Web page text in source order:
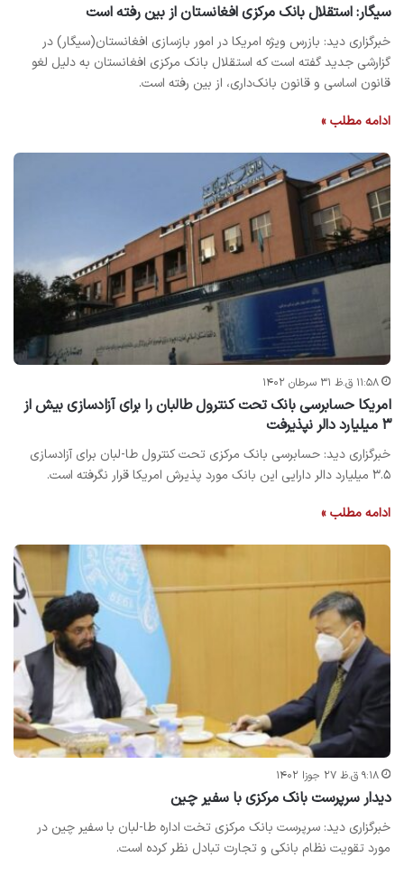
سیگار: استقلال بانک مرکزی افغانستان از بین رفته است
خبرگزاری دید: بازرس ویژه امریکا در امور بازسازی افغانستان(سیگار) در
گزارشی جدید گفته است که استقلال بانک مرکزی افغانستان به دلیل لغو
قانون اساسی و قانون بانک‌داری، از بین رفته است.
ادامه مطلب »
۱۱:۵۸ ق.ظ ۳۱ سرطان ۱۴۰۲
امریکا حسابرسی بانک تحت کنترول طالبان را برای آزادسازی بیش از
٣ میلیارد دالر نپذیرفت
خبرگزاری دید: حسابرسی بانک مرکزی تحت کنترول طا-لبان برای آزادسازی
۳.۵ میلیارد دالر دارایی این بانک مورد پذیرش امریکا قرار نگرفته است.
ادامه مطلب »
۹:۱۸ ق.ظ ۲۷ جوزا ۱۴۰۲
دیدار سرپرست بانک مرکزی با سفیر چین
خبرگزاری دید: سرپرست بانک مرکزی تخت اداره طا-لبان با سفیر چین در
مورد تقویت نظام بانکی و تجارت تبادل نظر کرده است.